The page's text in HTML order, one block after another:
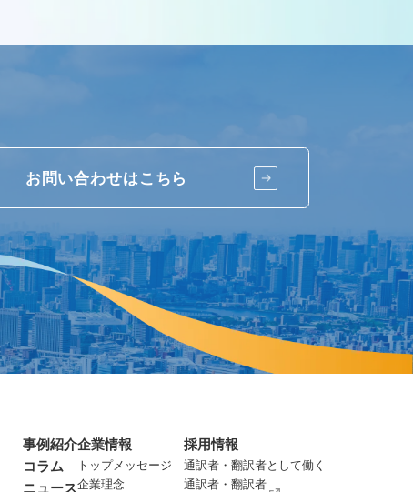
お問い合わせはこちら
事例紹介
コラム
ニュース
企業情報
トップメッセージ
企業理念
採用情報
通訳者・翻訳者として働く
通訳者・翻訳者